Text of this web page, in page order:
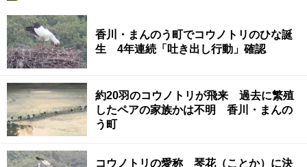
香川・まんのう町でコウノトリのひな誕
生 4年連続「吐き出し行動」確認
約20羽のコウノトリが飛来 過去に繁殖
したペアの家族かは不明 香川・まんの
う町
コウノトリの愛称 琴花（ことか）に決